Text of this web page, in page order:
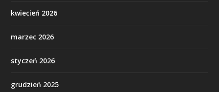
kwiecień 2026
marzec 2026
styczeń 2026
grudzień 2025